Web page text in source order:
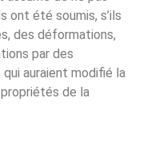
ont été soumis, s’ils
des déformations,
par des
auraient modifié la
de la